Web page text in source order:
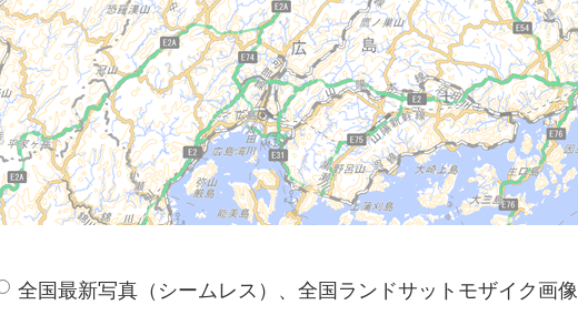
全国最新写真（シームレス）、全国ランドサットモザイク画